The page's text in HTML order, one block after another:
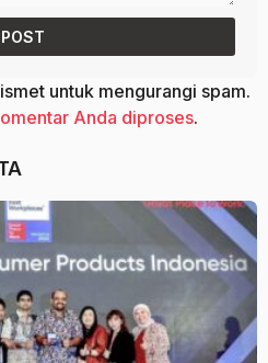
untuk mengurangi spam.
Anda diproses.